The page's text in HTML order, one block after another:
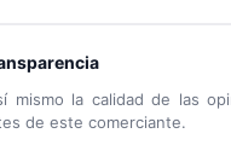
mismo la calidad de las
de este comerciante.